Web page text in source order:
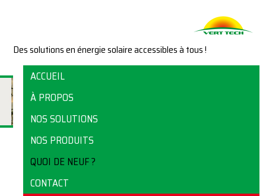
Des solutions en énergie solaire accessibles à tous !
ACCUEIL
À PROPOS
NOS SOLUTIONS
NOS PRODUITS
QUOI DE NEUF ?
CONTACT
ÉLECTRIFICATION SOLAIRE DE L’HÔTEL OKAÏ
OASIS DU DÉSERT !